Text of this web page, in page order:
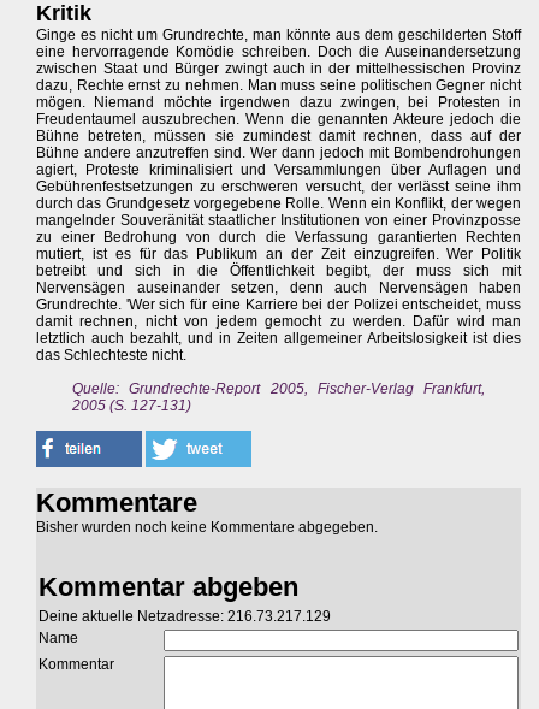
Kritik
Ginge es nicht um Grundrechte, man könnte aus dem geschilderten Stoff
eine hervorragende Komödie schreiben. Doch die Auseinandersetzung
zwischen Staat und Bürger zwingt auch in der mittelhessischen Provinz
dazu, Rechte ernst zu nehmen. Man muss seine politischen Gegner nicht
mögen. Niemand möchte irgendwen dazu zwingen, bei Protesten in
Freudentaumel auszubrechen. Wenn die genannten Akteure jedoch die
Bühne betreten, müssen sie zumindest damit rechnen, dass auf der
Bühne andere anzutreffen sind. Wer dann jedoch mit Bombendrohungen
agiert, Proteste kriminalisiert und Versammlungen über Auflagen und
Gebührenfestsetzungen zu erschweren versucht, der verlässt seine ihm
durch das Grundgesetz vorgegebene Rolle. Wenn ein Konflikt, der wegen
mangelnder Souveränität staatlicher Institutionen von einer Provinzposse
zu einer Bedrohung von durch die Verfassung garantierten Rechten
mutiert, ist es für das Publikum an der Zeit einzugreifen. Wer Politik
betreibt und sich in die Öffentlichkeit begibt, der muss sich mit
Nervensägen auseinander setzen, denn auch Nervensägen haben
Grundrechte. 'Wer sich für eine Karriere bei der Polizei entscheidet, muss
damit rechnen, nicht von jedem gemocht zu werden. Dafür wird man
letztlich auch bezahlt, und in Zeiten allgemeiner Arbeitslosigkeit ist dies
das Schlechteste nicht.
Quelle: Grundrechte-Report 2005, Fischer-Verlag Frankfurt,
2005 (S. 127-131)
Kommentare
Bisher wurden noch keine Kommentare abgegeben.
Kommentar abgeben
Deine aktuelle Netzadresse: 216.73.217.129
Name
Kommentar